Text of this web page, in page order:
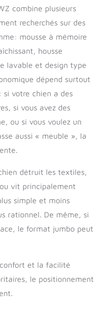
combine plusieurs
recherchés sur des
mousse à mémoire
housse
lavable et design type
dépend surtout
si votre chien a des
si vous avez des
ou si vous voulez un
aussi « meuble », la
détruit les textiles,
vit principalement
simple et moins
rationnel. De même, si
le format jumbo peut
et la facilité
le positionnement